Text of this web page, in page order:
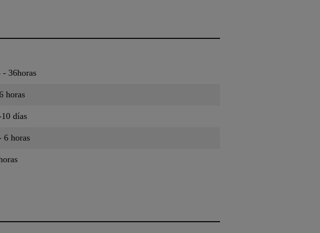
- 36horas
horas
días
6 horas